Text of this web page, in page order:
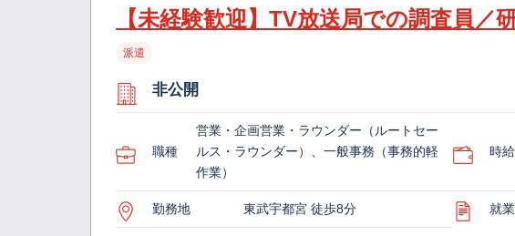
【未経験歓迎】TV放送局での調査員／
派遣
非公開
職種
営業・企画営業・ラウンダー（ルートセー
ルス・ラウンダー）、一般事務（事務的軽
作業）
時給
勤務地 東武宇都宮 徒歩8分 就